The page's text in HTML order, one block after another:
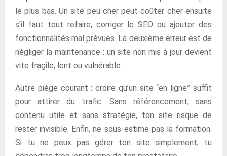
le plus bas. Un site peu cher peut coûter cher ensuite
s’il faut tout refaire, corriger le SEO ou ajouter des
fonctionnalités mal prévues. La deuxième erreur est de
négliger la maintenance : un site non mis à jour devient
vite fragile, lent ou vulnérable.
Autre piège courant : croire qu’un site “en ligne” suffit
pour attirer du trafic. Sans référencement, sans
contenu utile et sans stratégie, ton site risque de
rester invisible. Enfin, ne sous-estime pas la formation.
Si tu ne peux pas gérer ton site simplement, tu